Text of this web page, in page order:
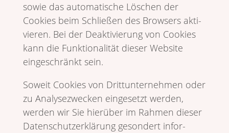
sowie das auto­ma­ti­sche Löschen der
Cookies beim Schließen des Brow­sers akti­
vieren. Bei der Deak­ti­vie­rung von Cookies
kann die Funk­tio­na­lität dieser Website
einge­schränkt sein.
Soweit Cookies von Dritt­un­ter­nehmen oder
zu Analy­se­zwecken einge­setzt werden,
werden wir Sie hier­über im Rahmen dieser
Daten­schutz­er­klä­rung geson­dert infor­